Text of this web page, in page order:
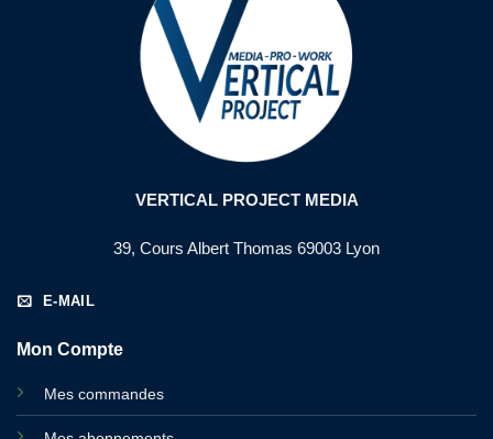
VERTICAL PROJECT MEDIA
39, Cours Albert Thomas 69003 Lyon
E-MAIL
Mon Compte
Mes commandes